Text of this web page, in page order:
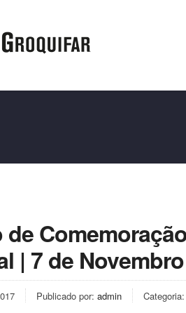
de
| 7 de
Publicado por: admin Categoria: